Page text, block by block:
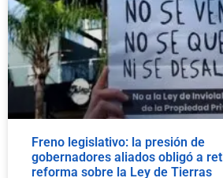
Freno legislativo: la presión de
gobernadores aliados obligó a
reforma sobre la Ley de Tierras